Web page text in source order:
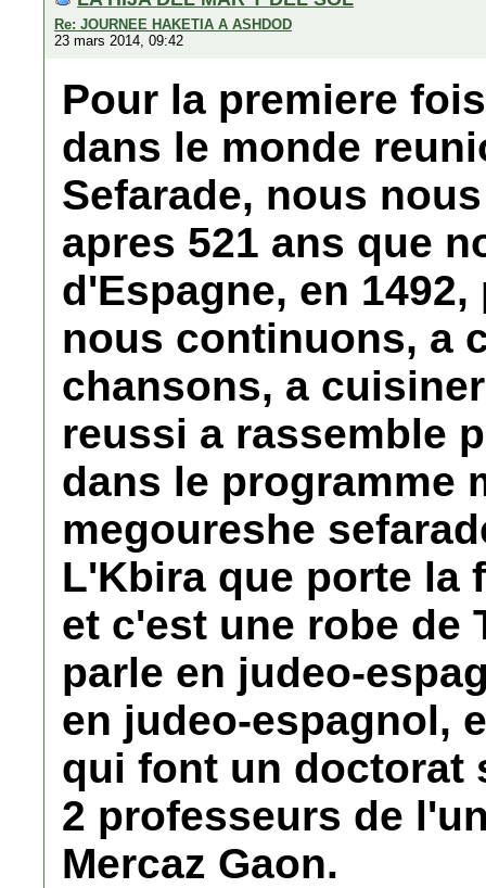
Re: JOURNEE HAKETIA A ASHDOD
23 mars 2014, 09:42
Pour la premiere
dans le monde
Sefarade, nous
apres 521 ans que
d'Espagne, en
nous continuons, a
chansons, a
reussi a rassemble
dans le programme
megoureshe
L'Kbira que porte la
et c'est une robe de
parle en judeo-
en judeo-espagnol,
qui font un doctorat
2 professeurs de
Mercaz Gaon.